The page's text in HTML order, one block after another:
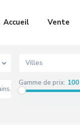
Accueil Vente
Villes
Gamme de prix: